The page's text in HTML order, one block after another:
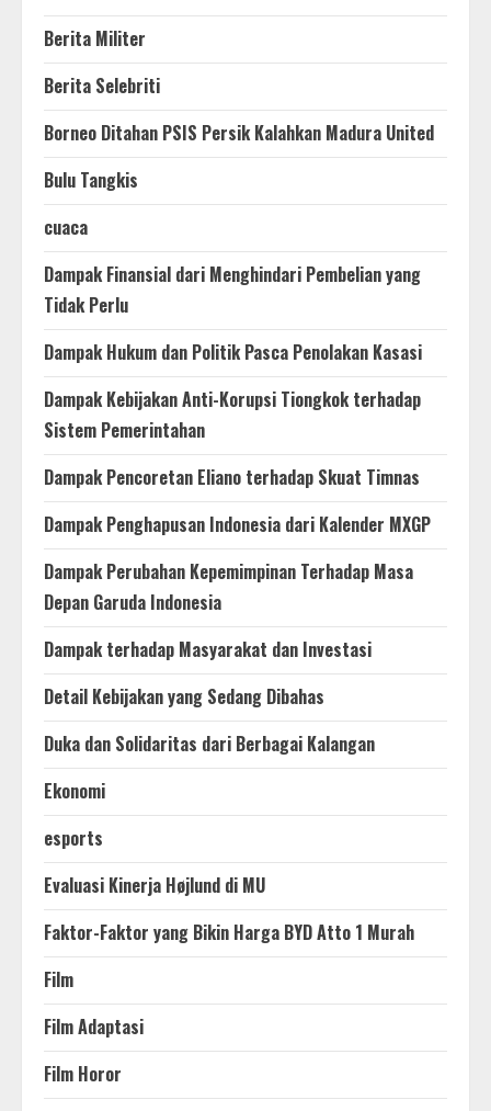
Berita Militer
Berita Selebriti
Borneo Ditahan PSIS Persik Kalahkan Madura United
Bulu Tangkis
cuaca
Dampak Finansial dari Menghindari Pembelian yang
Tidak Perlu
Dampak Hukum dan Politik Pasca Penolakan Kasasi
Dampak Kebijakan Anti-Korupsi Tiongkok terhadap
Sistem Pemerintahan
Dampak Pencoretan Eliano terhadap Skuat Timnas
Dampak Penghapusan Indonesia dari Kalender MXGP
Dampak Perubahan Kepemimpinan Terhadap Masa
Depan Garuda Indonesia
Dampak terhadap Masyarakat dan Investasi
Detail Kebijakan yang Sedang Dibahas
Duka dan Solidaritas dari Berbagai Kalangan
Ekonomi
esports
Evaluasi Kinerja Højlund di MU
Faktor-Faktor yang Bikin Harga BYD Atto 1 Murah
Film
Film Adaptasi
Film Horor